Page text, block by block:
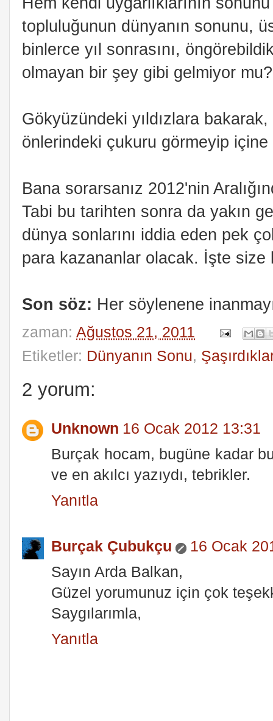
topluluğunun dünyanın sonunu,
binlerce yıl sonrasını,
olmayan bir şey gibi gelmiyor mu?
Gökyüzündeki yıldızlara
önlerindeki çukuru görmeyip
Bana sorarsanız 2012'nin
Tabi bu tarihten sonra da yakın
dünya sonlarını iddia eden pek
para kazananlar olacak. İşte
Son söz: Her söylenene
zaman: Ağustos 21, 2011
Etiketler: Dünyanın Sonu,
2 yorum:
Unknown 16 Ocak 2012 13:31
Burçak hocam, bugüne kadar
ve en akılcı yazıydı, tebrikler.
Yanıtla
Burçak Çubukçu
16 Ocak
Sayın Arda Balkan,
Güzel yorumunuz için çok
Saygılarımla,
Yanıtla